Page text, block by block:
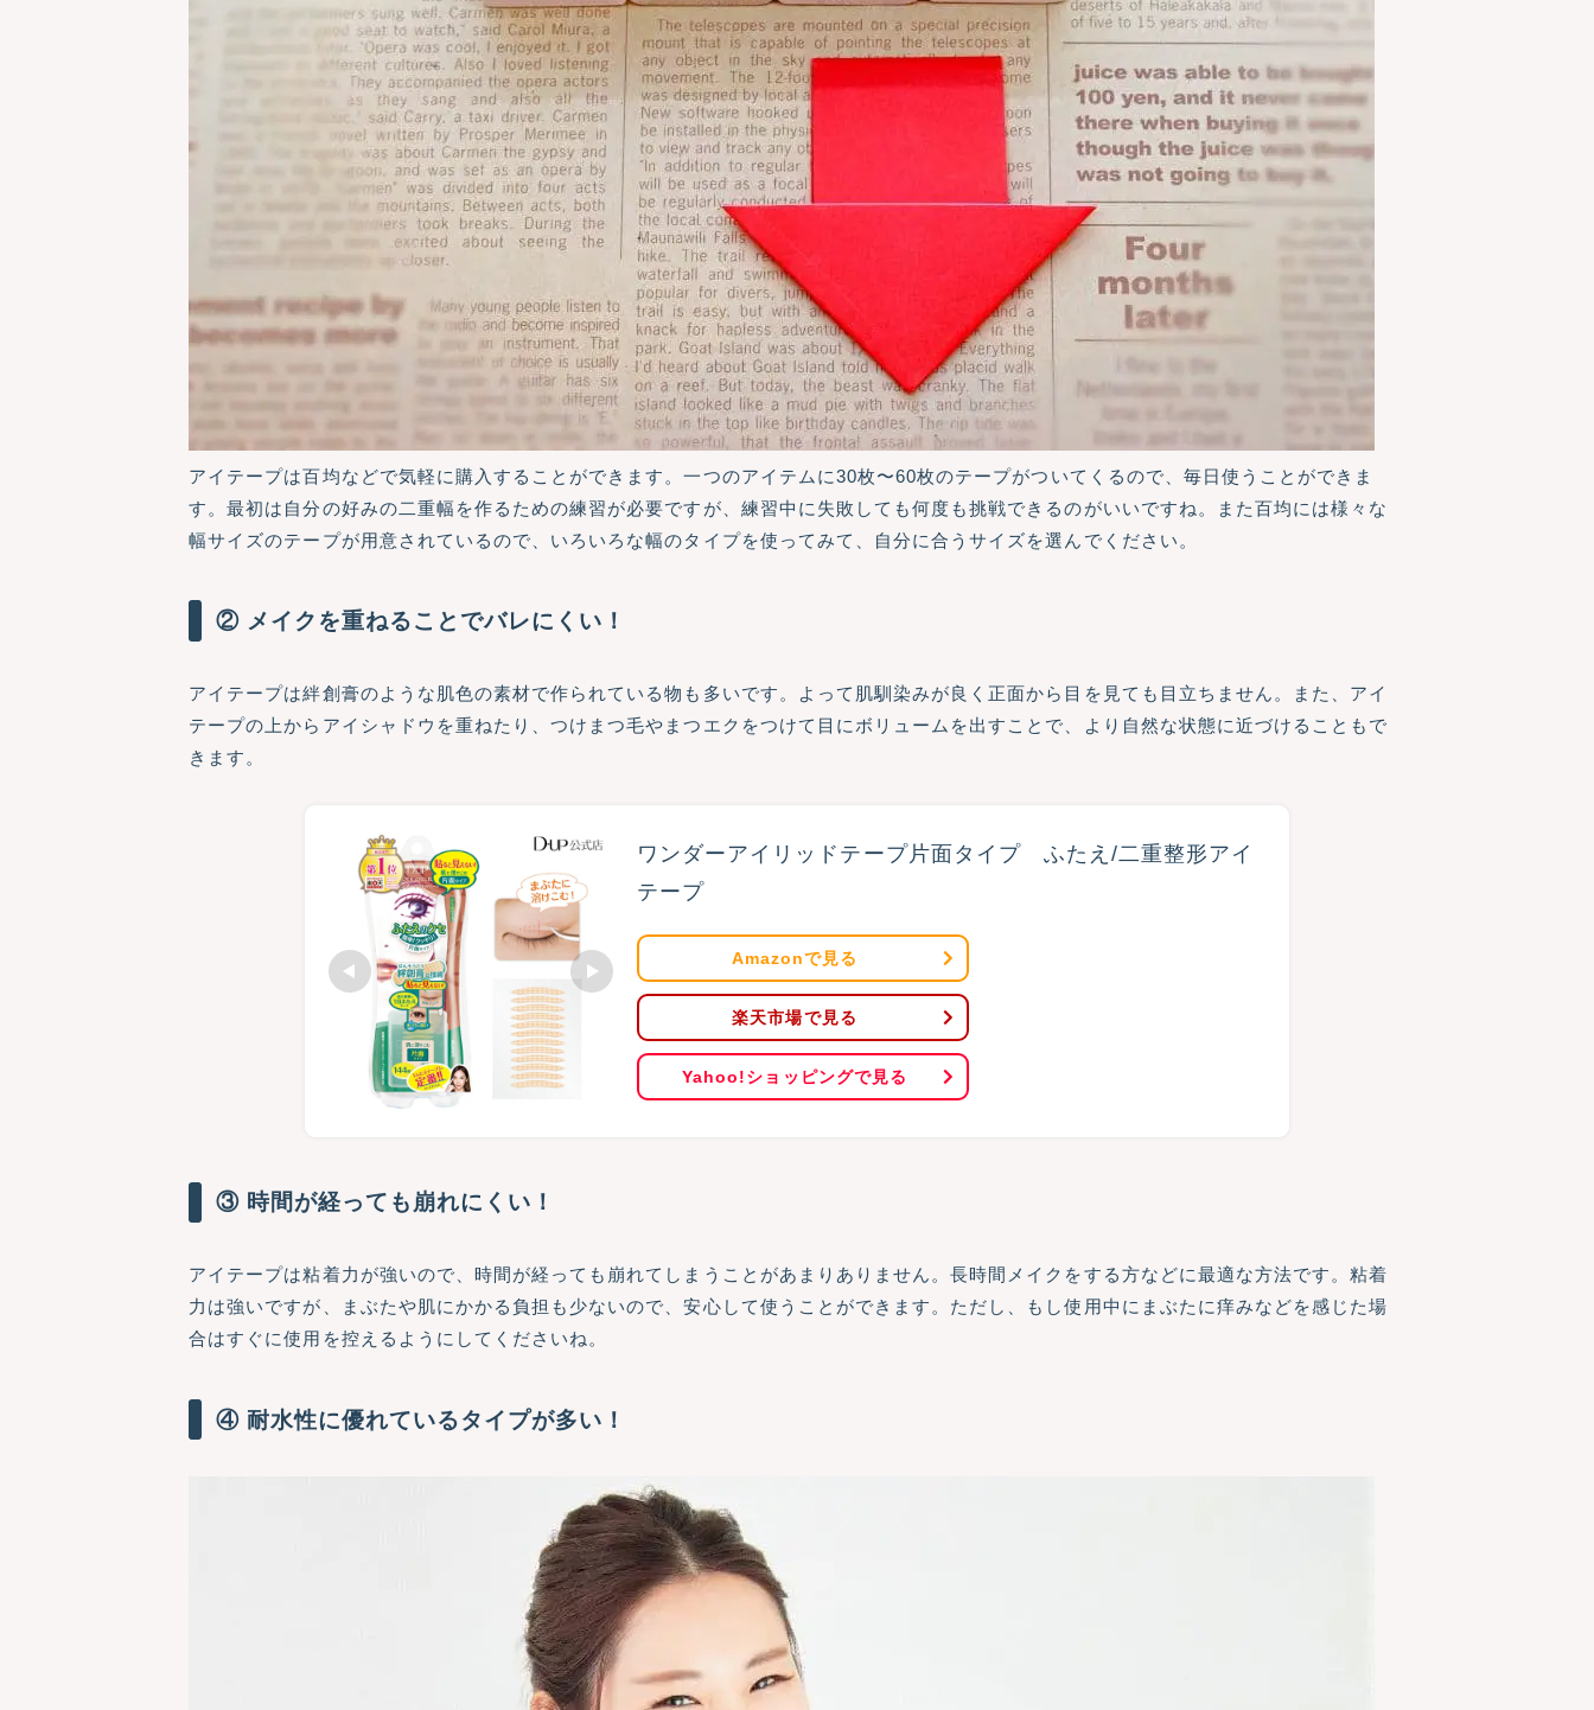
アイテープは百均などで気軽に購入することができます。一つのアイテムに30枚〜60枚のテープがついてくるので、毎日使うことができま
す。最初は自分の好みの二重幅を作るための練習が必要ですが、練習中に失敗しても何度も挑戦できるのがいいですね。また百均には様々な
幅サイズのテープが用意されているので、いろいろな幅のタイプを使ってみて、自分に合うサイズを選んでください。
② メイクを重ねることでバレにくい！
アイテープは絆創膏のような肌色の素材で作られている物も多いです。よって肌馴染みが良く正面から目を見ても目立ちません。また、アイ
テープの上からアイシャドウを重ねたり、つけまつ毛やまつエクをつけて目にボリュームを出すことで、より自然な状態に近づけることもで
きます。
ワンダーアイリッドテープ片面タイプ　ふたえ/二重整形アイ
テープ
Amazonで見る
楽天市場で見る
Yahoo!ショッピングで見る
③ 時間が経っても崩れにくい！
アイテープは粘着力が強いので、時間が経っても崩れてしまうことがあまりありません。長時間メイクをする方などに最適な方法です。粘着
力は強いですが、まぶたや肌にかかる負担も少ないので、安心して使うことができます。ただし、もし使用中にまぶたに痒みなどを感じた場
合はすぐに使用を控えるようにしてくださいね。
④ 耐水性に優れているタイプが多い！